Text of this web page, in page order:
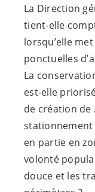
La Direction
tient-elle
lorsqu’elle
ponctuelles
La
est-elle
de création de
stationnement
en partie en
volonté
douce et les